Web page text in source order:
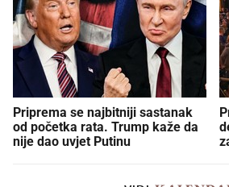
Priprema se najbitniji sastanak
od početka rata. Trump kaže da
nije dao uvjet Putinu